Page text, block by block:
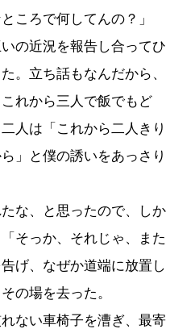
ころで何してんの？」
の近況を報告し合ってひ
。立ち話もなんだから、
れから三人で飯でもど
人は「これから二人きり
」と僕の誘いをあっさり
な、と思ったので、しか
そっか、それじゃ、また
げ、なぜか道端に放置し
の場を去った。
ない車椅子を漕ぎ、最寄